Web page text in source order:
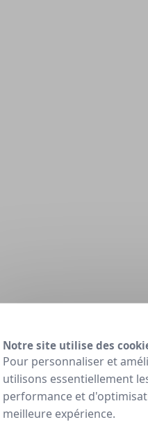
Notre site utilise des
Pour personnaliser et
utilisons essentiellement
performance et
meilleure expérience.